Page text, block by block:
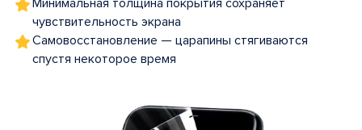
Минимальная толщина покрытия сохраняет
чувствительность экрана
Самовосстановление — царапины стягиваются
спустя некоторое время